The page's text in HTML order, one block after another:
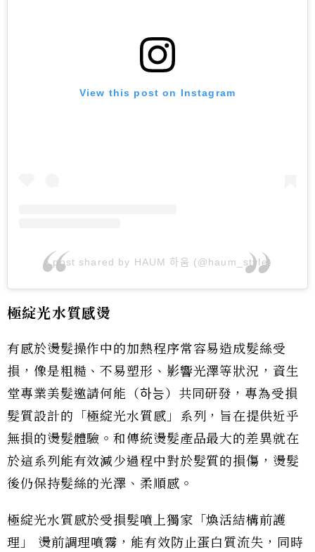
View this post on Instagram
A post shared by HAUM 하움 (@haum_style)
極綻光水質感燙
有感於燙髮操作中的加熱程序常容易造成髮絲受
損，像是粗糙、不易塑形、影響光澤等狀況，資生
堂專業美髮邀請何能（하능）共同研發，專為受損
髮質設計的「極綻光水質感」系列，旨在提供近乎
無損的燙髮體驗。和傳統燙髮產品最大的差異就在
於這系列能有效減少過程中對於髮質的損傷，燙髮
後仍保持髮絲的光澤、柔順感。
極綻光水質感於受損髮噴上獨家「煥活結構前護
理」 燙前調理噴霧，能有效防止蛋白質流失，同時